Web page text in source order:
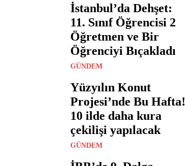
İstanbul’da Dehşet:
11. Sınıf Öğrencisi 2
Öğretmen ve Bir
Öğrenciyi Bıçakladı
GÜNDEM
Yüzyılın Konut
Projesi’nde Bu Hafta!
10 ilde daha kura
çekilişi yapılacak
GÜNDEM